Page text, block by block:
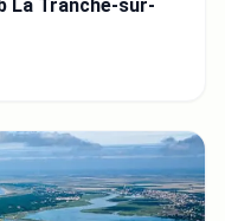
La Tranche-sur-